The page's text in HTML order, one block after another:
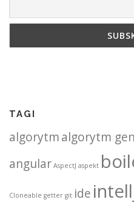
TAGI
algorytmalgorytm
angular AspectJ aspekt
Cloneable getter git ide